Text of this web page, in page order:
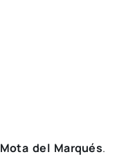
Mota del Marqués.